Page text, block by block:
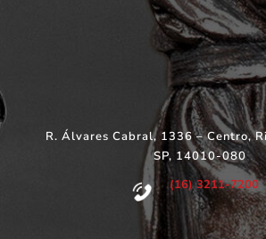
R. Álvares Cabral, 1336 – Centro,
SP, 14010-080
(16) 3211-7200